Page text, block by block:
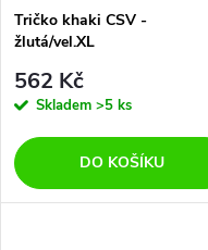
Tričko khaki CSV -
žlutá/vel.XL
562 Kč
Skladem >5 ks
DO KOŠÍKU